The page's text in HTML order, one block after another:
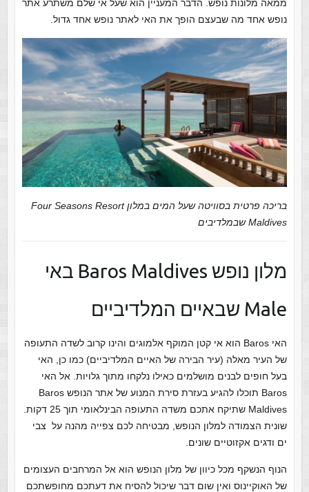
ממאה מלונות נופש. הדבר המעניין הוא שעל אי שלם משתרע אתר
נופש אחד מה שבעצם הופך את האי לאתר נופש אחד גדול.
בריכה פרטית בסוויטה שעל המים במלון Four Seasons Resort
Maldives שבמלדיבים
מלון נופש Baros Maldives באי
Male שבאיים המלדיביים
האי Baros הוא אי קטן המוקף אלמוגים והינו קרוב לשדה התעופה
של העיר מאלה (עיר הבירה של האיים המלדיביים) כמו כן, האי
בעל חופים לבנים מושלמים כאילו נלקחו מתוך גלויות. אל האי
Baros תוכלו להגיע בעזרת סירת המנוע של אתר הנופש Baros
Maldives שתיקח אתכם משדה התעופה הבינלאומי תוך 25 דקות.
שונית הצמודה למלון הנופש, מבטיחה לכם צפייה מהנה על צבי
ים ודגים אקזוטיים שונים.
הנוף הנשקף מכל כיוון של מלון הנופש הוא אל המרחבים העצומים
של האוקיינוס ואין שום דבר שיכול להסיח את דעתכם מחופשתכם